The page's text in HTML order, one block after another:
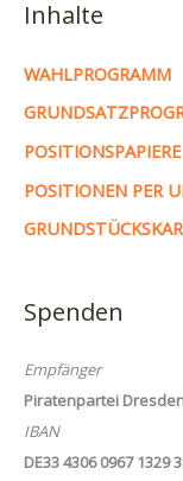
Inhalte
WAHLPROGRAMM
POSITIONSPAPIERE
POSITIONEN PER
Spenden
Empfänger
Piratenpartei
IBAN
DE33 4306 0967 1329